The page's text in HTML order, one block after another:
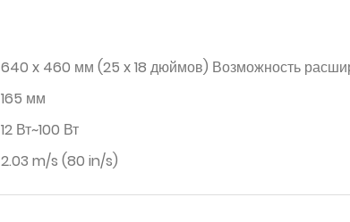
640 x 460 мм (25 x 18 дюймов) Возможность
165 мм
12 Вт~100 Вт
2.03 m/s (80 in/s)